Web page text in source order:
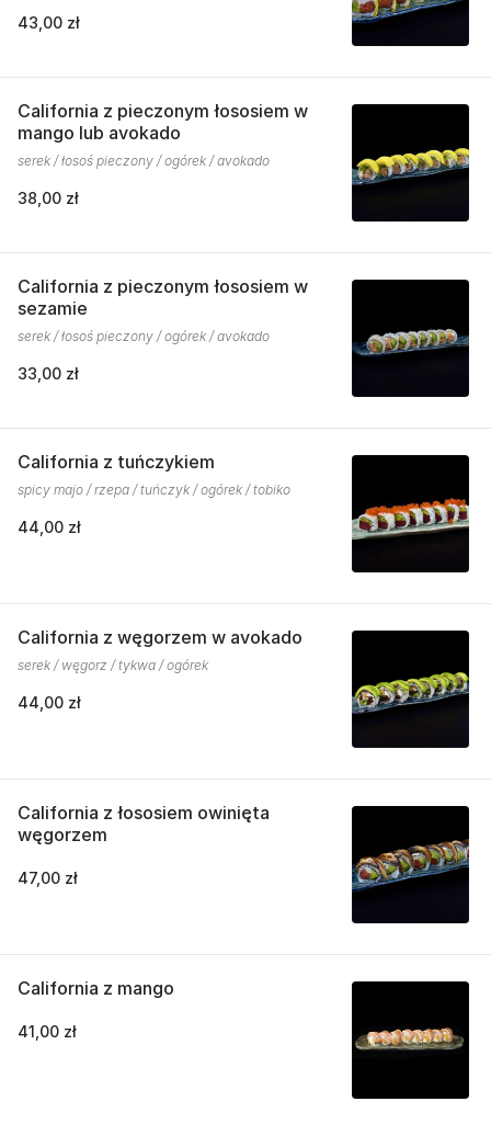
43,00 zł
California z pieczonym łososiem w
mango lub avokado
serek / łosoś pieczony / ogórek / avokado
38,00 zł
California z pieczonym łososiem w
sezamie
serek / łosoś pieczony / ogórek / avokado
33,00 zł
California z tuńczykiem
spicy majo / rzepa / tuńczyk / ogórek / tobiko
44,00 zł
California z węgorzem w avokado
serek / węgorz / tykwa / ogórek
44,00 zł
California z łososiem owinięta
węgorzem
47,00 zł
California z mango
41,00 zł